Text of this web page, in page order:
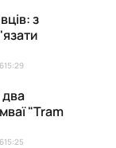
з
15:29
два
"Tram
15:25